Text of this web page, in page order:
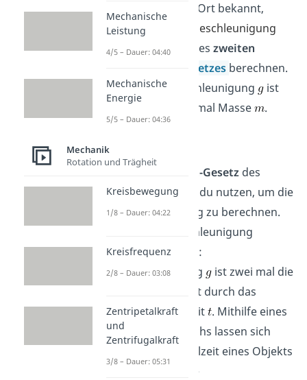
Körpers an einem Ort bekannt,
kannst du
die Fallbeschleunigung
des Ortsmithilfe des zweiten
Newtonschen Gesetzes berechnen.
Dabei gilt Fallbeschleunigung
ist
Gewichtskraft
mal Masse .
Auch das Weg-Zeit-Gesetzdes
freien Falls kannst du nutzen, um die
Erdbeschleunigung zu berechnen.
Nach der Fallbeschleunigung
aufgelöst lautet es:
Fallbeschleunigung
ist zwei mal die
geteilt durch das
Quadrat der Fallzeit . Mithilfe eines
geeigneten Versuchs lassen sich
Fallstrecke und Fallzeit eines Objekts
messen und so die
Mechanische
Leistung
4/5 – Dauer: 04:40
Mechanische
Energie
5/5 – Dauer: 04:36
Mechanik
Rotation und Trägheit
Kreisbewegung
1/8 – Dauer: 04:22
Kreisfrequenz
2/8 – Dauer: 03:08
Zentripetalkraft
und
Zentrifugalkraft
3/8 – Dauer: 05:31